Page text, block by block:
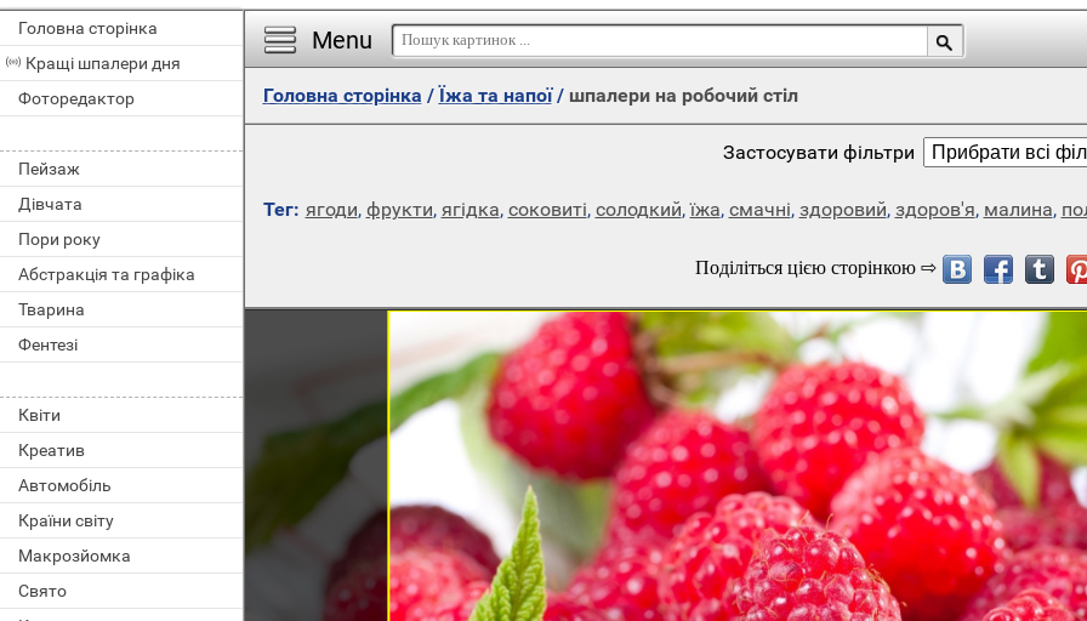
Головна сторінка
Кращі шпалери дня
Фоторедактор
Пейзаж
Дівчата
Пори року
Абстракція та графіка
Тварина
Фентезі
Квіти
Креатив
Автомобіль
Країни світу
Макрозйомка
Свято
Menu
Головна сторінка /Їжа та напої/ шпалери на робочий стіл
Застосувати фільтри
Тег: ягоди, фрукти, ягідка, соковиті, солодкий,їжа, смачні, здоровий, здоров'я, малина,